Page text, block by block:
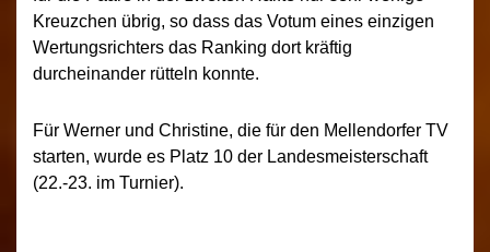
Kreuzchen übrig, so dass das Votum eines einzigen
Wertungsrichters das Ranking dort kräftig
durcheinander rütteln konnte.
Für Werner und Christine, die für den Mellendorfer TV
starten, wurde es Platz 10 der Landesmeisterschaft
(22.-23. im Turnier).